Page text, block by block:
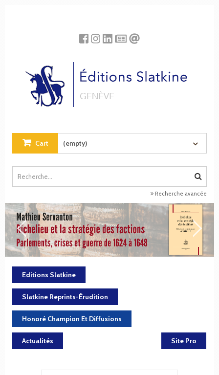
Cart (empty)
Recherche avancée
Editions Slatkine
Slatkine Reprints-Érudition
Honoré Champion Et Diffusions
Actualités Site Pro